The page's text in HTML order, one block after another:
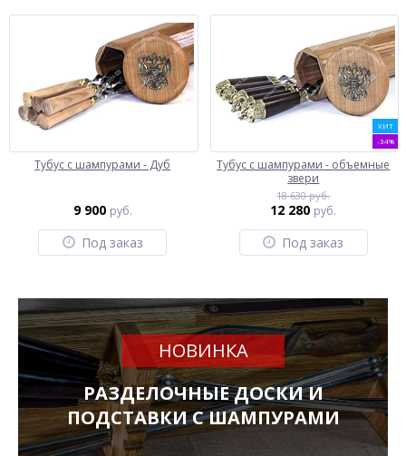
Тубус с шампурами - Дуб
9 900 руб.
Под заказ
ХИТ
-34%
Тубус с шампурами - объемные
звери
18 630 руб.
12 280 руб.
Под заказ
НОВИНКА
РАЗДЕЛОЧНЫЕ ДОСКИ И
ПОДСТАВКИ С ШАМПУРАМИ